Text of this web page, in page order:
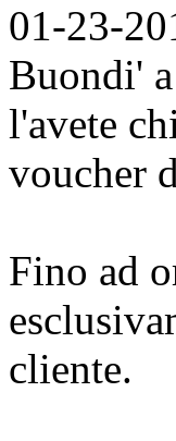
01-23-
Buondi'
l'avete
voucher
Fino ad
cliente.